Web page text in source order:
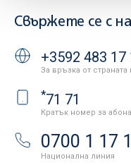
Свържете се с
+3592 483 17
За връзка от
*71 71
Кратък номер за
0700 1 17
Национална линия